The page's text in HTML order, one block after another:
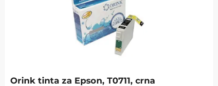
Orink tinta za Epson, T0711, crna